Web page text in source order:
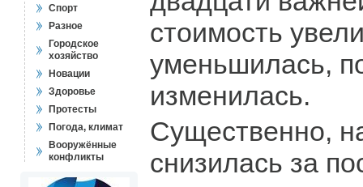
Спорт
Разное
Городское
хозяйство
Новации
Здоровье
Протесты
Погода, климат
Вооружённые
конфликты
стоимость
уменьшилась,
изменилась.
Существенно,
снизилась за